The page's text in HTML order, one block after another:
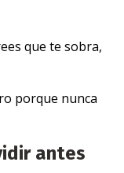
que te sobra,
porque nunca
antes